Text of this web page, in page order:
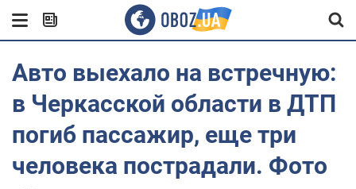
Авто выехало на встречную:
в Черкасской области в ДТП
погиб пассажир, еще три
человека пострадали. Фото